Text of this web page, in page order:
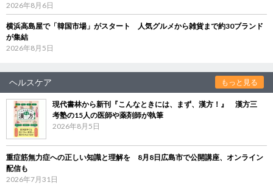
2026年8月6日
横浜高島屋で「韓国市場」がスタート 人気グルメから雑貨まで約30ブランド
が集結
2026年8月5日
ヘルスケア もっと見る
現代書林から新刊『こんなときには、まず、漢方！』 漢方三
考塾の15人の医師や薬剤師が執筆
2026年8月5日
重症筋無力症への正しい知識と理解を 8月8日広島市で公開講座、オンライン
配信も
2026年7月31日